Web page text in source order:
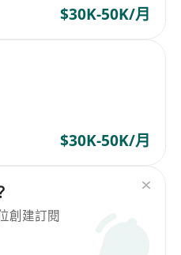
$30K-50K/月
$30K-50K/月
創建訂閱